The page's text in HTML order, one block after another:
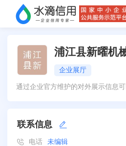
浦江县新曜机
企业展厅
通过企业官方维护的对外展示信息
联系信息
电话 未编辑